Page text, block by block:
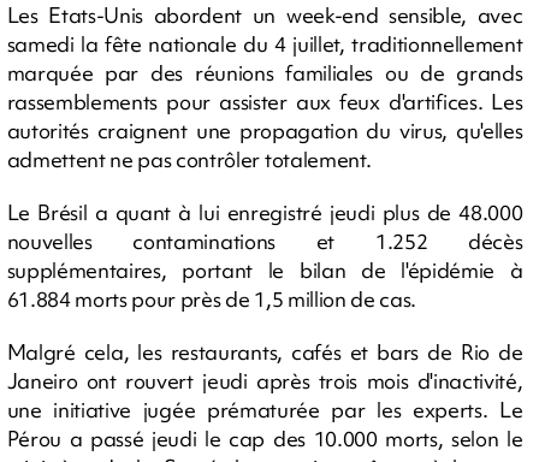
Les Etats-Unis abordent un week-end sensible, avec
samedi la fête nationale du 4 juillet, traditionnellement
marquée par des réunions familiales ou de grands
rassemblements pour assister aux feux d'artifices. Les
autorités craignent une propagation du virus, qu'elles
admettent ne pas contrôler totalement.
Le Brésil a quant à lui enregistré jeudi plus de 48.000
nouvelles contaminations et 1.252 décès
supplémentaires, portant le bilan de l'épidémie à
61.884 morts pour près de 1,5 million de cas.
Malgré cela, les restaurants, cafés et bars de Rio de
Janeiro ont rouvert jeudi après trois mois d'inactivité,
une initiative jugée prématurée par les experts. Le
Pérou a passé jeudi le cap des 10.000 morts, selon le